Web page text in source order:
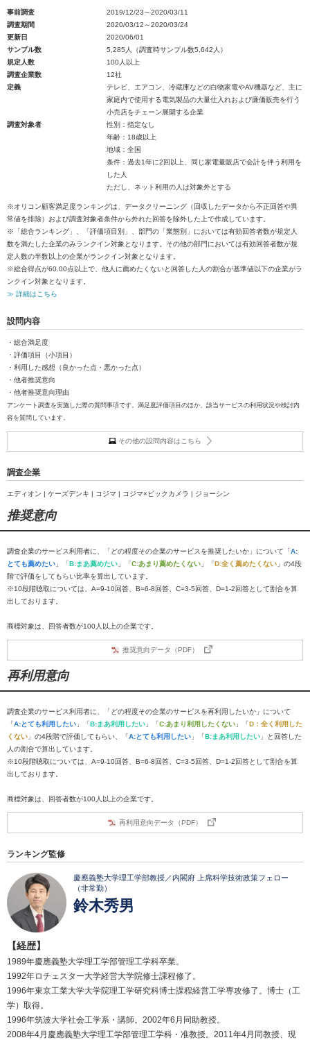
事前調査
2019/12/23～2020/03/11
調査期間
2020/03/12～2020/03/24
更新日
2020/06/01
サンプル数
5,285人（調査時サンプル数5,642人）
規定人数
100人以上
調査企業数
12社
定義
テレビ、エアコン、冷蔵庫などの白物家電やAV機器など、主に
家庭内で使用する電気製品の大量仕入れおよび廉価販売を行う
小売店をチェーン展開する企業
調査対象者
性別：指定なし
年齢：18歳以上
地域：全国
条件：過去1年に2回以上、同じ家電量販店で会計を伴う利用を
した人
ただし、ネット利用の人は対象外とする
※オリコン顧客満足度ランキングは、データクリーニング（回収したデータから不正回答や異
常値を排除）および調査対象者条件から外れた回答を除外した上で作成しています。
※「総合ランキング」、「評価項目別」、部門の「業態別」においては有効回答者数が規定人
数を満たした企業のみランクイン対象となります。その他の部門においては有効回答者数が規
定人数の半数以上の企業がランクイン対象となります。
※総合得点が60.00点以上で、他人に薦めたくないと回答した人の割合が基準値以下の企業がラ
ンクイン対象となります。
≫ 詳細はこちら
設問内容
・総合満足度
・評価項目（小項目）
・利用した感想（良かった点・悪かった点）
・他者推奨意向
・他者推奨意向理由
アンケート調査を実施した際の質問事項です。満足度評価項目のほか、該当サービスの利用状況や検討内
容を質問しています。
その他の設問内容はこちら
調査企業
エディオン | ケーズデンキ | コジマ | コジマ×ビックカメラ | ジョーシン
推奨意向
調査企業のサービス利用者に、「どの程度その企業のサービスを推奨したいか」について「A:
とても薦めたい 」「B:まあ薦めたい 」「C:あまり薦めたくない 」「D:全く薦めたくない 」の4段
階で評価をしてもらい比率を算出しています。
※10段階聴取については、A=9-10回答、B=6-8回答、C=3-5回答、D=1-2回答として割合を算
出しております。
商標対象は、回答者数が100人以上の企業です。
推奨意向データ（PDF）
再利用意向
調査企業のサービス利用者に、「どの程度その企業のサービスを再利用したいか」について
「A:とても利用したい 」「B:まあ利用したい 」「C:あまり利用したくない 」「D：全く利用した
くない 」の4段階で評価してもらい、「A:とても利用したい 」「B:まあ利用したい 」と回答した
人の割合で算出しています。
※10段階聴取については、A=9-10回答、B=6-8回答、C=3-5回答、D=1-2回答として割合を算
出しております。
商標対象は、回答者数が100人以上の企業です。
再利用意向データ（PDF）
ランキング監修
慶應義塾大学理工学部教授／内閣府 上席科学技術政策フェロー
（非常勤）
鈴木秀男
【経歴】
1989年慶應義塾大学理工学部管理工学科卒業。
1992年ロチェスター大学経営大学院修士課程修了。
1996年東京工業大学大学院理工学研究科博士課程経営工学専攻修了。博士（工
学）取得。
1996年筑波大学社会工学系・講師。2002年6月同助教授。
2008年4月慶應義塾大学理工学部管理工学科・准教授。2011年4月同教授、現